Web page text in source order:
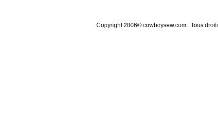
Copyright 2006© cowboysew.com. Tous